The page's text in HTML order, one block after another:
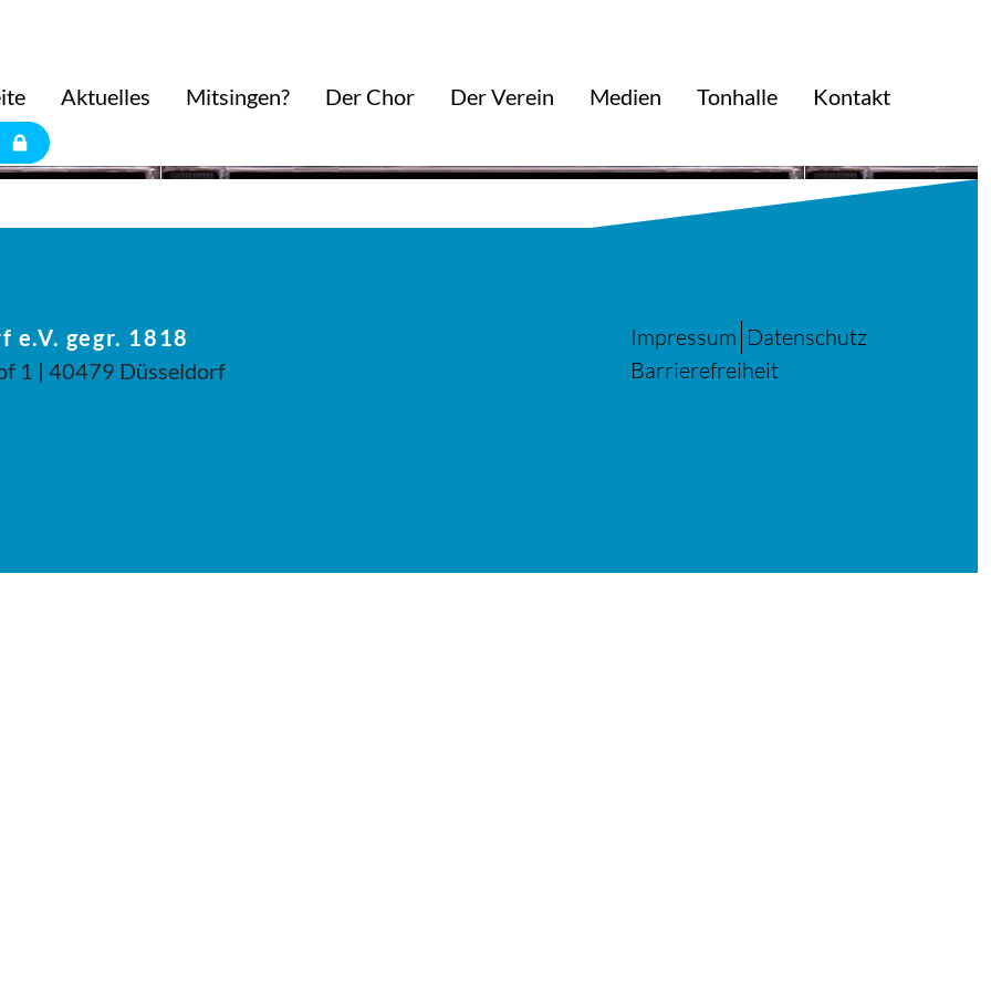
Aktuelles Mitsingen? Der Chor Der Verein Medien Tonhalle
Kontakt
e.V. gegr. 1818
1 | 40479 Düsseldorf
Impressum Datenschutz
Barrierefreiheit